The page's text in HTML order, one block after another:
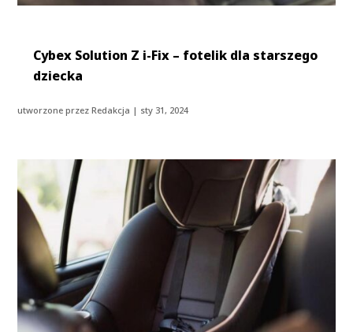
Cybex Solution Z i-Fix – fotelik dla starszego
dziecka
utworzone przezRedakcja | sty 31, 2024